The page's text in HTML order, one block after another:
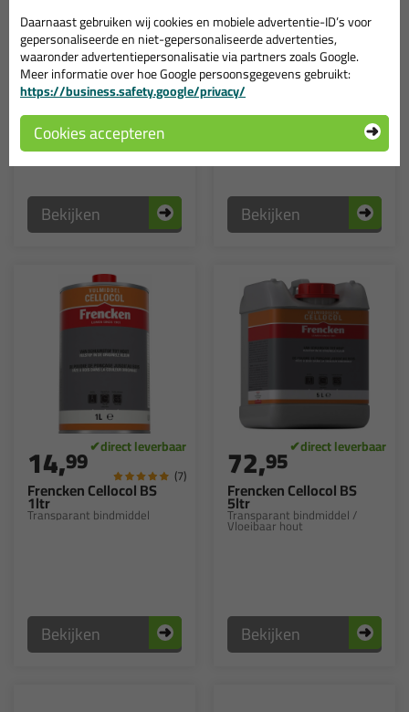
Frencken Kneedbaar
Hout 250ml
Vullen/repareren van
oppervlaktebeschadigingen in
hout
7,69 (1)
Bekijken
Frencken Kneedbaar
Hout 750ml
Vullen/repareren van
oppervlaktebeschadigingen in
hout
13,19
Bekijken
Frencken Cellocol BS
1ltr
Transparant bindmiddel
14,99 (7)
Bekijken
Frencken Cellocol BS
5ltr
Transparant bindmiddel /
Vloeibaar hout
72,95
Bekijken
Daarnaast gebruiken wij cookies en mobiele advertentie-ID’s voor
gepersonaliseerde en niet-gepersonaliseerde advertenties,
waaronder advertentiepersonalisatie via partners zoals Google.
Meer informatie over hoe Google persoonsgegevens gebruikt:
https://business.safety.google/privacy/
Cookies accepteren